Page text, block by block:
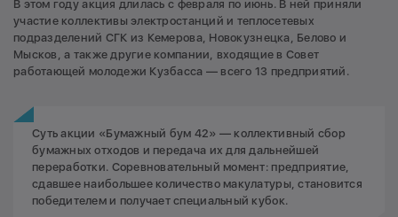
В этом году акция длилась с февраля по июнь. В ней приняли
участие коллективы электростанций и теплосетевых
подразделений СГК из Кемерова, Новокузнецка, Белово и
Мысков, а также другие компании, входящие в Совет
работающей молодежи Кузбасса — всего 13 предприятий.
Суть акции «Бумажный бум 42» — коллективный сбор
бумажных отходов и передача их для дальнейшей
переработки. Соревновательный момент: предприятие,
сдавшее наибольшее количество макулатуры, становится
победителем и получает специальный кубок.